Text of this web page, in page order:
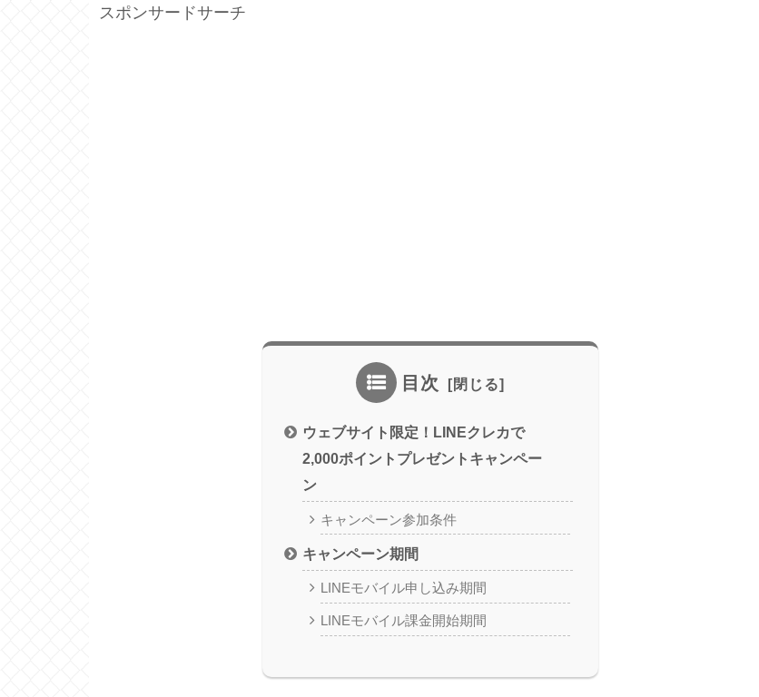
スポンサードサーチ
目次
ウェブサイト限定！LINEクレカで
2,000ポイントプレゼントキャンペー
ン
キャンペーン参加条件
キャンペーン期間
LINEモバイル申し込み期間
LINEモバイル課金開始期間